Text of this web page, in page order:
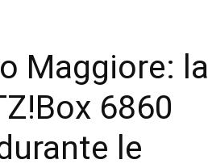
Maggiore: la
6860
le